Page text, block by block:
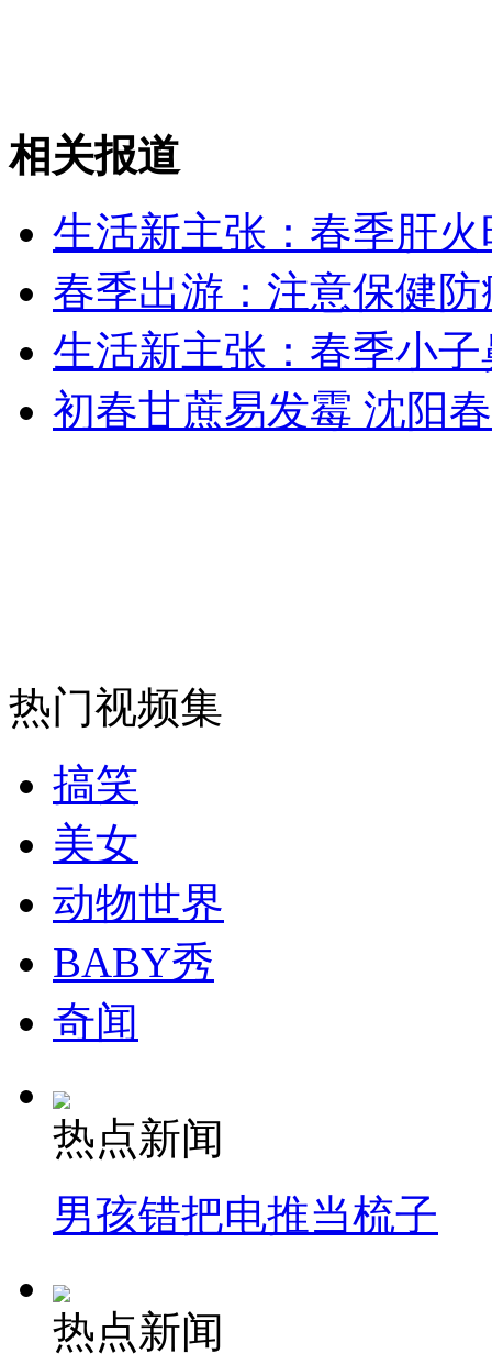
山西运城恶犬咬伤多人 警民合力深夜将其击毙
女孩北京地铁殴打老人 痛下狠手拳打脚踢
无痛分娩是否安全 医生回应
外交部：反对强权政治霸凌主义
消防员救轻生者
纽约上演“枕头大战”
司机酒驾遇交警 急速倒车逃窜
相关报道
生活新主张：春季肝
春季出游：注意保健
生活新主张：春季小
初春甘蔗易发霉 沈阳
热门视频集
搞笑
美女
动物世界
BABY秀
奇闻
热点新闻
男孩错把电推当梳子
热点新闻